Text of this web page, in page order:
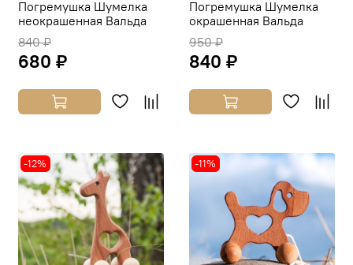
Погремушка Шумелка
неокрашенная Вальда
840 ₽
680 ₽
Погремушка Шумелка
окрашенная Вальда
950 ₽
840 ₽
-12% -11%